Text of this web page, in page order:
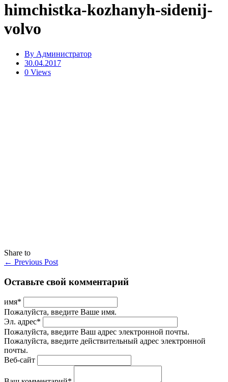
himchistka-kozhanyh-sidenij-
volvo
By Администратор
30.04.2017
0 Views
Share to
← Previous Post
Оставьте свой комментарий
имя*
Пожалуйста, введите Ваше имя.
Эл. адрес*
Пожалуйста, введите Ваш адрес электронной почты.
Пожалуйста, введите действительный адрес электронной
почты.
Веб-сайт